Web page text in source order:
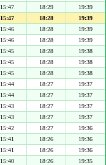
15:47 18:29
19:39
15:47 18:28
19:39
15:46 18:28
19:39
15:46 18:28
19:39
15:45 18:28
19:38
15:45 18:28
19:38
15:45 18:28
19:38
15:44 18:27
19:37
15:44 18:27
19:37
15:43 18:27
19:37
15:43 18:27
19:37
15:42 18:27
19:36
15:41 18:26
19:36
15:41 18:26
19:36
15:40 18:26
19:35